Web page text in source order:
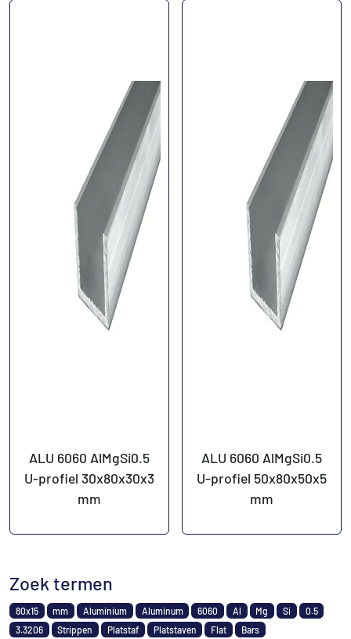
ALU 6060 AlMgSi0.5
U-profiel 30x80x30x3
mm
ALU 6060 AlMgSi0.5
U-profiel 50x80x50x5
mm
Zoek termen
80x15 mm Aluminium Aluminum 6060 Al Mg Si
0.5
3.3206
Strippen Platstaf Platstaven Flat Bars